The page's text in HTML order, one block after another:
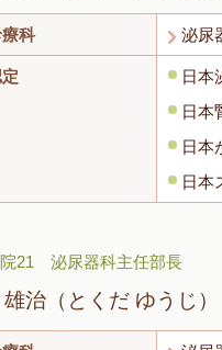
科 泌尿
日本
日本
日本
日本
21 泌尿器科主任部長
治 （とくだ ゆうじ）